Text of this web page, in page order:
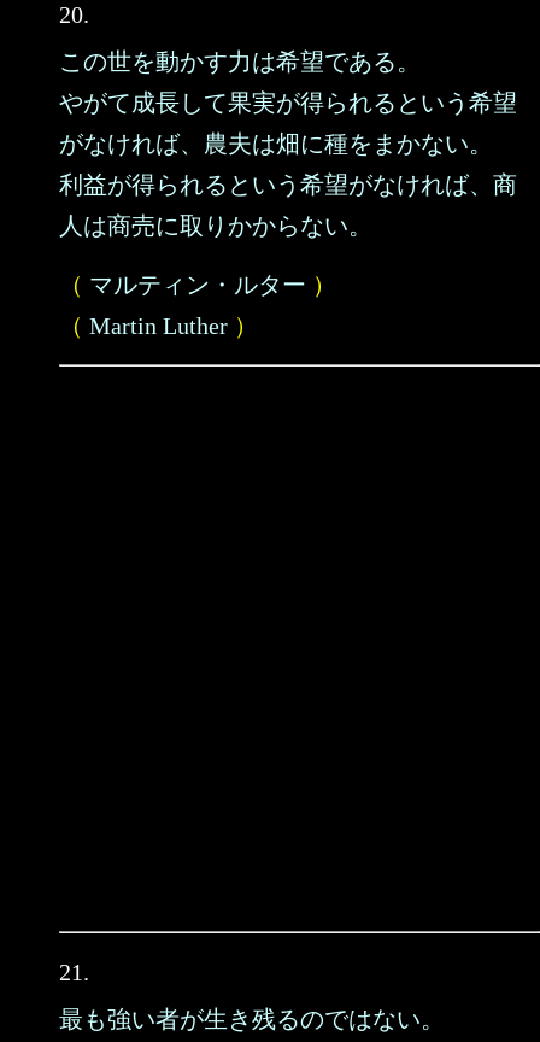
20.
この世を動かす力は希望である。
やがて成長して果実が得られるという希望
がなければ、農夫は畑に種をまかない。
利益が得られるという希望がなければ、商
人は商売に取りかからない。
（ マルティン・ルター ）
（ Martin Luther ）
21.
最も強い者が生き残るのではない。